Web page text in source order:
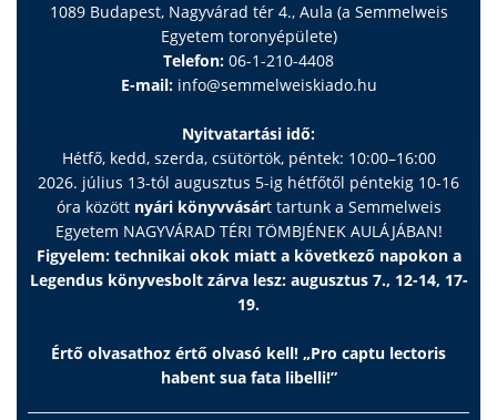
1089 Budapest, Nagyvárad tér 4., Aula (a Semmelweis
Egyetem toronyépülete)
Telefon: 06-1-210-4408
E-mail: info@semmelweiskiado.hu
Nyitvatartási idő:
Hétfő, kedd, szerda, csütörtök, péntek: 10:00–16:00
2026. július 13-tól augusztus 5-ig hétfőtől péntekig 10-16
óra között nyári könyvvásárt tartunk a Semmelweis
Egyetem NAGYVÁRAD TÉRI TÖMBJÉNEK AULÁJÁBAN!
Figyelem: technikai okok miatt a következő napokon a
Legendus könyvesbolt zárva lesz: augusztus 7., 12-14, 17-
19.
Értő olvasathoz értő olvasó kell! „Pro captu lectoris
habent sua fata libelli!”